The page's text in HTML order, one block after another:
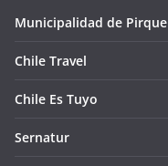
Municipalidad de Pirque
Chile Travel
Chile Es Tuyo
Sernatur